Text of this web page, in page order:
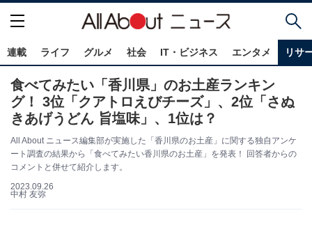
連載 ライフ グルメ 社会 IT・ビジネス エンタメ リサ
食べてみたい「香川県」のお土産ランキン
グ！ 3位「クアトロえびチーズ」、2位「さぬ
きあげうどん 旨塩味」、1位は？
All About ニュース編集部が実施した「香川県のお土産」に関する独自アンケ
ート調査の結果から「食べてみたい香川県のお土産」を発表！ 回答者からの
コメントと併せて紹介します。
2023.09.26
中村 友弥